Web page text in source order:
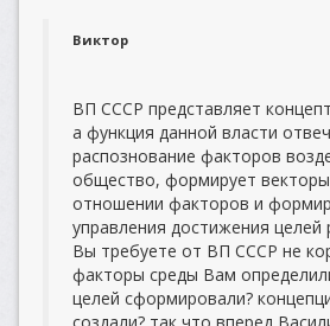
Виктор
ВП СССР представляет
а функция данной власти
распознование факторов
общество, формирует
отношении факторов и
управления достижения целей
Вы требуете от ВП СССР не
факторы среды Вам
целей сформировали?